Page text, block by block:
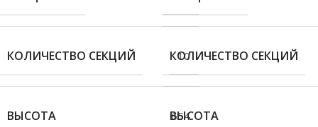
КОЛИЧЕСТВО СЕКЦИЙ 10
ВЫСОТА 654
КОЛИЧЕСТВО СЕКЦИЙ
ВЫСОТА